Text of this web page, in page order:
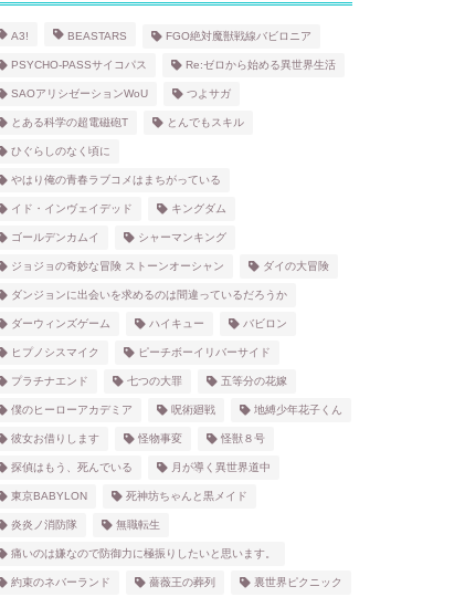
A3! BEASTARS FGO絶対魔獣戦線バビロニア
PSYCHO-PASSサイコパス Re:ゼロから始める異世界生活
SAOアリシゼーションWoU つよサガ
とある科学の超電磁砲T とんでもスキル
ひぐらしのなく頃に
やはり俺の青春ラブコメはまちがっている
イド・インヴェイデッド キングダム
ゴールデンカムイ シャーマンキング
ジョジョの奇妙な冒険 ストーンオーシャン ダイの大冒険
ダンジョンに出会いを求めるのは間違っているだろうか
ダーウィンズゲーム ハイキュー バビロン
ヒプノシスマイク ピーチボーイリバーサイド
プラチナエンド 七つの大罪 五等分の花嫁
僕のヒーローアカデミア 呪術廻戦 地縛少年花子くん
彼女お借りします 怪物事変 怪獣８号
探偵はもう、死んでいる 月が導く異世界道中
東京BABYLON 死神坊ちゃんと黒メイド
炎炎ノ消防隊 無職転生
痛いのは嫌なので防御力に極振りしたいと思います。
約束のネバーランド 薔薇王の葬列 裏世界ピクニック